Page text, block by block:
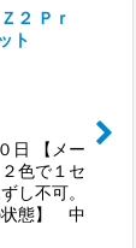
２ Ｐｒ
ト
【メー
色で１セ
不可。
状態】 中